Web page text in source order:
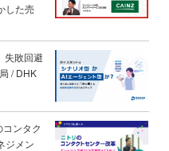
した売
失敗回避
/ DHK
コンタク
ジメン